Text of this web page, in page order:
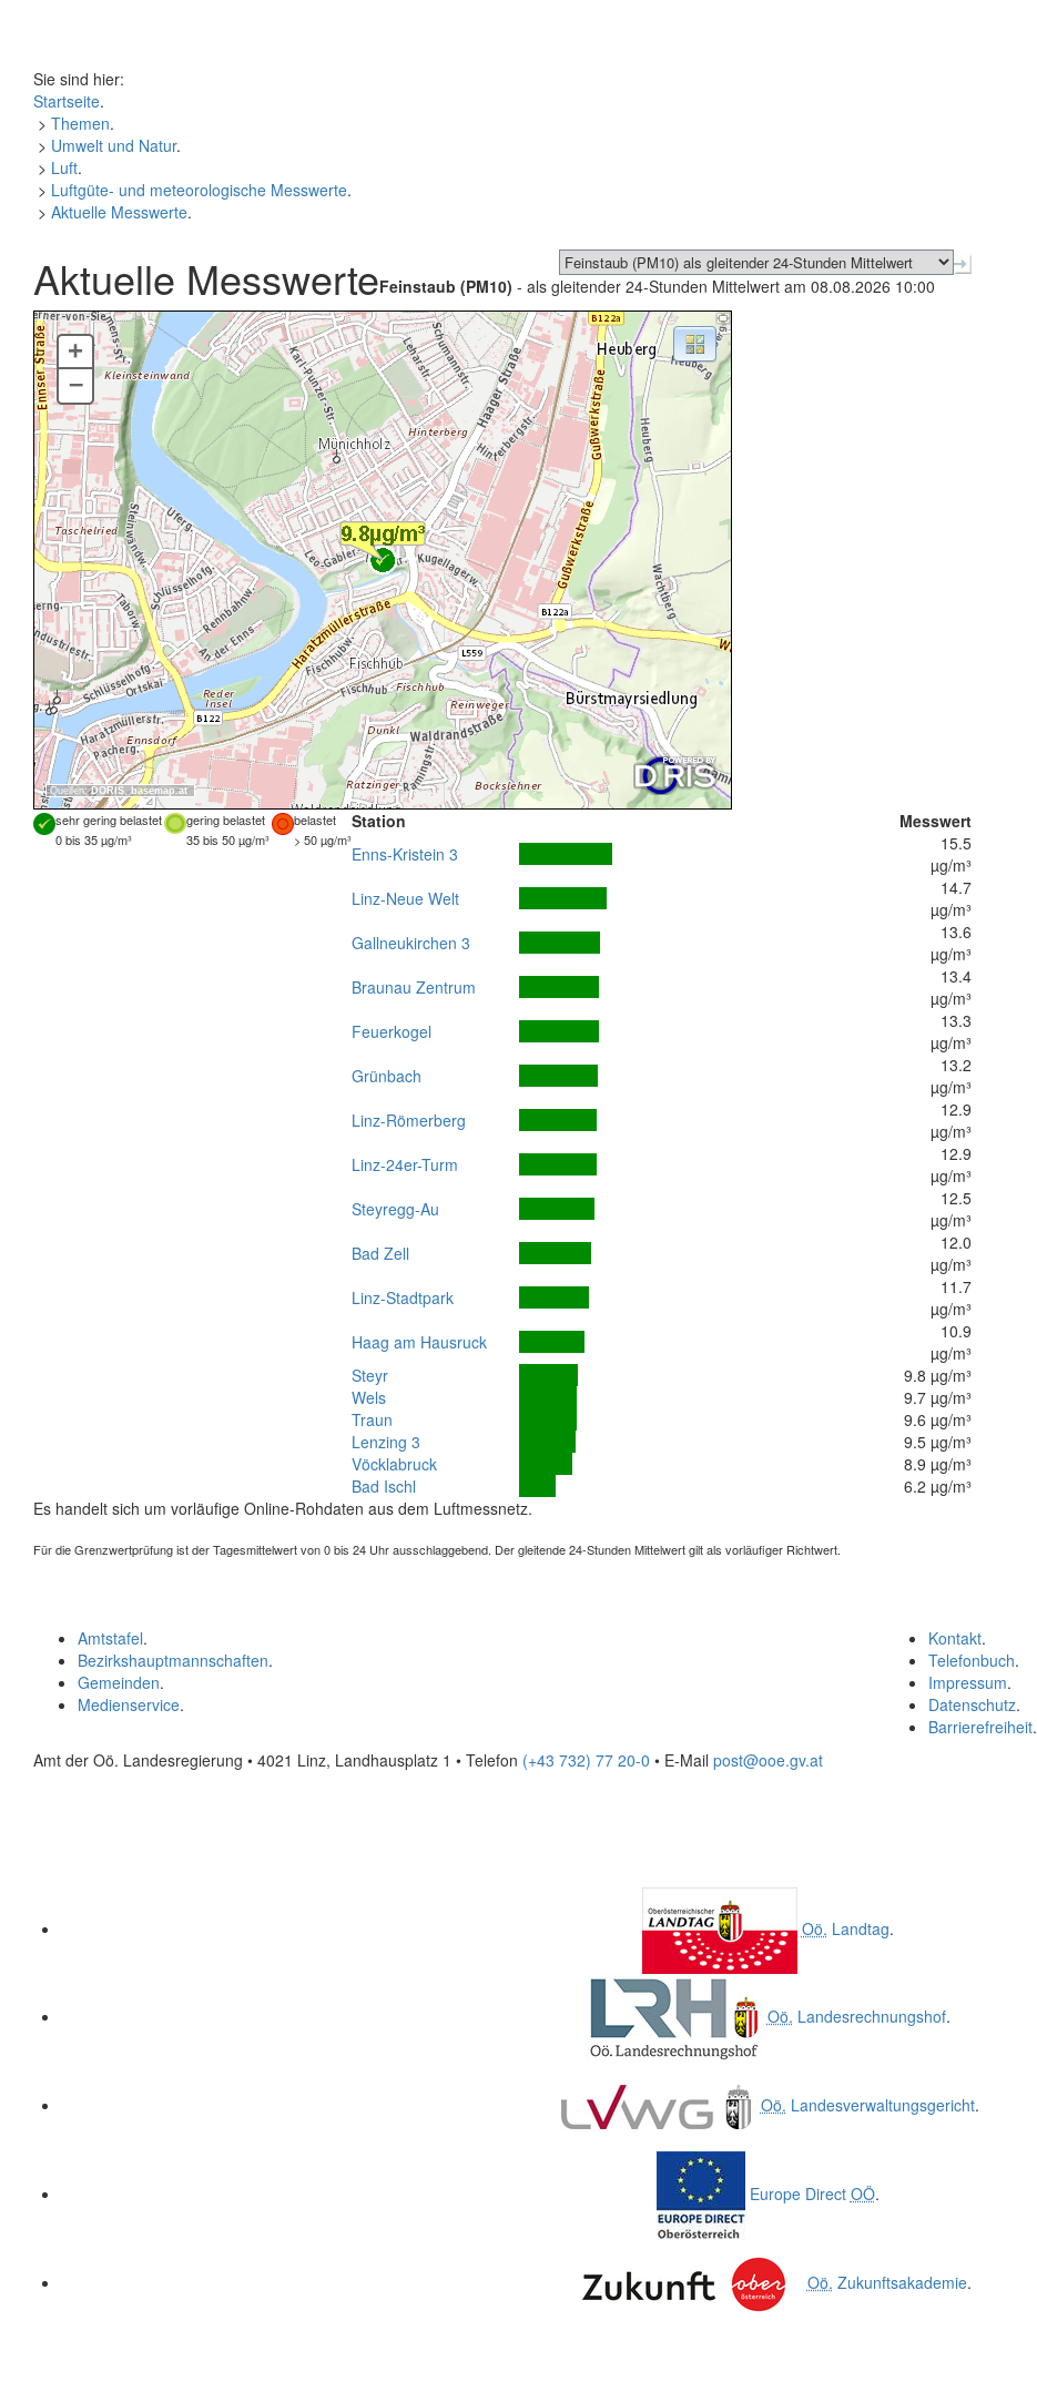
Sie sind hier:
Startseite.
> Themen.
> Umwelt und Natur.
> Luft.
> Luftgüte- und meteorologische Messwerte.
> Aktuelle Messwerte.
Aktuelle MesswerteFeinstaub (PM10) - als gleitender 24-Stunden Mittelwert am 08.08.2026 10:00
Quellen:DORIS, basemap.at
+
–
sehr gering belastet gering belastet
belastet
0 bis 35 µg/m³
35 bis 50 µg/m³ > 50 µg/m³
Station
Messwert
Enns-Kristein 3
15.5
µg/m³
Linz-Neue Welt
14.7
µg/m³
Gallneukirchen 3
13.6
µg/m³
Braunau Zentrum
13.4
µg/m³
Feuerkogel
13.3
µg/m³
Grünbach
13.2
µg/m³
Linz-Römerberg
12.9
µg/m³
Linz-24er-Turm
12.9
µg/m³
Steyregg-Au
12.5
µg/m³
Bad Zell
12.0
µg/m³
Linz-Stadtpark
11.7
µg/m³
Haag am Hausruck
10.9
µg/m³
Steyr
9.8 µg/m³
Wels
9.7 µg/m³
Traun
9.6 µg/m³
Lenzing 3
9.5 µg/m³
Vöcklabruck
8.9 µg/m³
Bad Ischl
6.2 µg/m³
Es handelt sich um vorläufige Online-Rohdaten aus dem Luftmessnetz.
Für die Grenzwertprüfung ist der Tagesmittelwert von 0 bis 24 Uhr ausschlaggebend. Der gleitende 24-Stunden Mittelwert gilt als vorläufiger Richtwert.
Kontakt.
Telefonbuch.
Impressum.
Datenschutz.
Barrierefreiheit.
Amtstafel.
Bezirkshauptmannschaften.
Gemeinden.
Medienservice.
Amt der Oö. Landesregierung • 4021 Linz, Landhausplatz 1 • Telefon (+43 732) 77 20-0 • E-Mail post@ooe.gv.at
Oö. Landtag.
Oö. Landesrechnungshof.
Oö. Landesverwaltungsgericht.
Europe Direct OÖ.
Oö. Zukunftsakademie.